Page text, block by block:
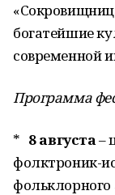
богатейшие
современной
Программа
* 8 августа–
фолктроник-
фольклорного